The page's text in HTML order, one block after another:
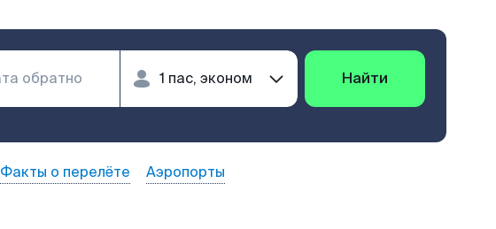
Найти
Факты о перелёте Аэропорты